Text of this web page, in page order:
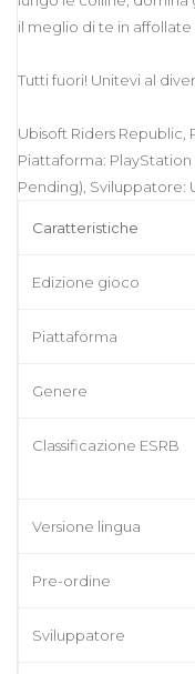
il meglio di te in
Tutti fuori! Unitevi al
Ubisoft Riders Republic,
Piattaforma: PlayStation
Pending), Sviluppatore:
Caratteristiche
Edizione gioco
Piattaforma
Genere
Classificazione ESRB
Versione lingua
Pre-ordine
Sviluppatore